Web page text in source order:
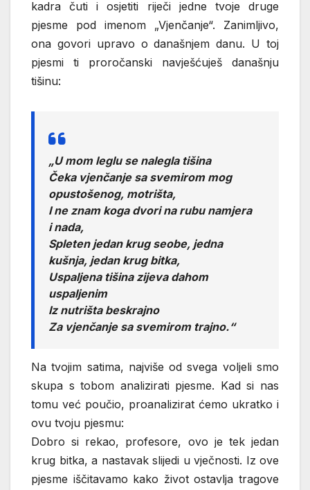
kadra čuti i osjetiti riječi jedne tvoje druge
pjesme pod imenom „Vjenčanje“. Zanimljivo,
ona govori upravo o današnjem danu. U toj
pjesmi ti proročanski navješćuješ današnju
tišinu:
„U mom leglu se nalegla tišina
Čeka vjenčanje sa svemirom mog
opustošenog, motrišta,
I ne znam koga dvori na rubu namjera
i nada,
Spleten jedan krug seobe, jedna
kušnja, jedan krug bitka,
Uspaljena tišina zijeva dahom
uspaljenim
Iz nutrišta beskrajno
Za vjenčanje sa svemirom trajno.“
Na tvojim satima, najviše od svega voljeli smo
skupa s tobom analizirati pjesme. Kad si nas
tomu već poučio, proanalizirat ćemo ukratko i
ovu tvoju pjesmu:
Dobro si rekao, profesore, ovo je tek jedan
krug bitka, a nastavak slijedi u vječnosti. Iz ove
pjesme iščitavamo kako život ostavlja tragove